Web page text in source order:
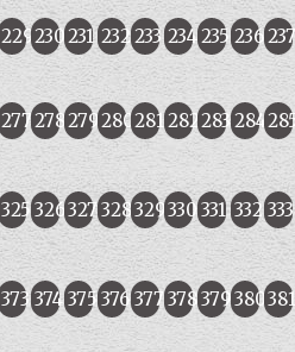
229230231 232233 234235 236237
277278279280281 282283 284
325 326327328329330 331 332 333
373 374 375376 377 378379380381